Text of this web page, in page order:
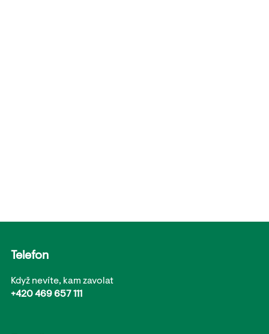
Telefon
Když nevíte, kam zavolat
+420 469 657 111